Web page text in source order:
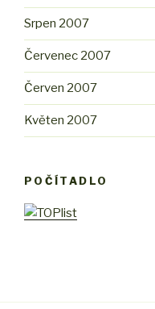
Srpen 2007
Červenec 2007
Červen 2007
Květen 2007
POČÍTADLO